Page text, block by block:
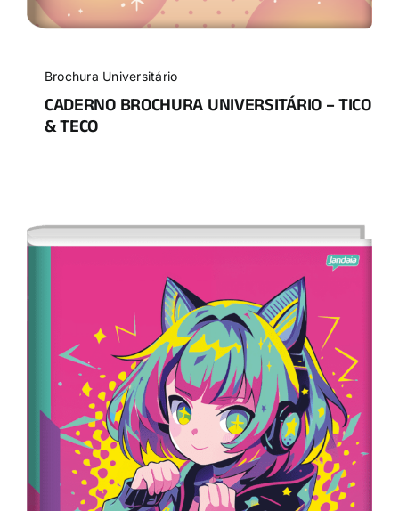
Brochura Universitário
CADERNO BROCHURA UNIVERSITÁRIO – TICO
& TECO